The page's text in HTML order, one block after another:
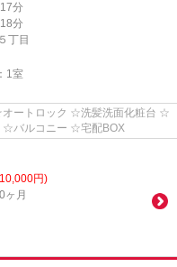
分
分
５丁目
1室
ートロック ☆洗髪洗面化粧台 ☆
☆バルコニー ☆宅配BOX
円)
ヶ月